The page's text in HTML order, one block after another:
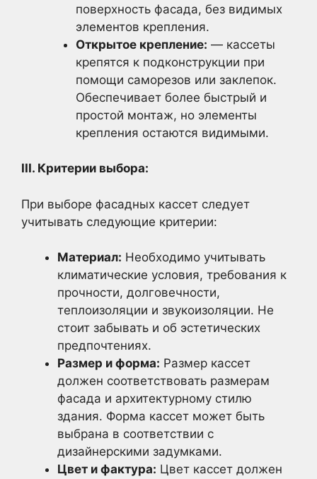
поверхность фасада, без видимых
элементов крепления.
Открытое крепление: — кассеты
крепятся к подконструкции при
помощи саморезов или заклепок.
Обеспечивает более быстрый и
простой монтаж, но элементы
крепления остаются видимыми.
III. Критерии выбора:
При выборе фасадных кассет следует
учитывать следующие критерии:
Материал: Необходимо учитывать
климатические условия, требования к
прочности, долговечности,
теплоизоляции и звукоизоляции. Не
стоит забывать и об эстетических
предпочтениях.
Размер и форма: Размер кассет
должен соответствовать размерам
фасада и архитектурному стилю
здания. Форма кассет может быть
выбрана в соответствии с
дизайнерскими задумками.
Цвет и фактура: Цвет кассет должен